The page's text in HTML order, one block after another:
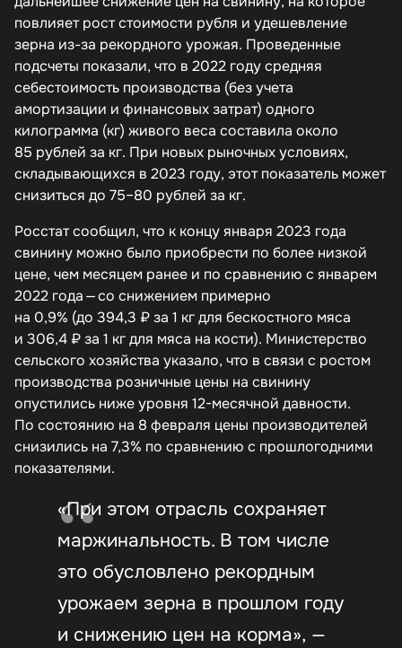
повлияет рост стоимости рубля и удешевление
зерна из-за рекордного урожая. Проведенные
подсчеты показали, что в 2022 году средняя
себестоимость производства (без учета
амортизации и финансовых затрат) одного
килограмма (кг) живого веса составила около
85 рублей за кг. При новых рыночных условиях,
складывающихся в 2023 году, этот показатель может
снизиться до 75–80 рублей за кг.
Росстат сообщил, что к концу января 2023 года
свинину можно было приобрести по более низкой
цене, чем месяцем ранее и по сравнению с январем
2022 года — со снижением примерно
на 0,9% (до 394,3 ₽ за 1 кг для бескостного мяса
и 306,4 ₽ за 1 кг для мяса на кости). Министерство
сельского хозяйства указало, что в связи с ростом
производства розничные цены на свинину
опустились ниже уровня 12-месячной давности.
По состоянию на 8 февраля цены производителей
снизились на 7,3% по сравнению с прошлогодними
показателями.
«При этом отрасль сохраняет
маржинальность. В том числе
это обусловлено рекордным
урожаем зерна в прошлом году
и снижению цен на корма», —